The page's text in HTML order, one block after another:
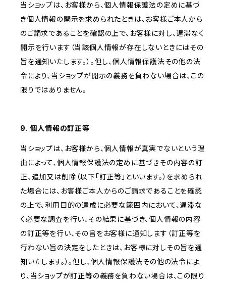
当ショップは、お客様から、個人情報保護法の定めに基づ
き個人情報の開示を求められたときは、お客様ご本人から
のご請求であることを確認の上で、お客様に対し、遅滞なく
開示を行います（当該個人情報が存在しないときにはその
旨を通知いたします。）。但し、個人情報保護法その他の法
令により、当ショップが開示の義務を負わない場合は、この
限りではありません。
9. 個人情報の訂正等
当ショップは、お客様から、個人情報が真実でないという理
由によって、個人情報保護法の定めに基づきその内容の訂
正、追加又は削除（以下「訂正等」といいます。）を求められ
た場合には、お客様ご本人からのご請求であることを確認
の上で、利用目的の達成に必要な範囲内において、遅滞な
く必要な調査を行い、その結果に基づき、個人情報の内容
の訂正等を行い、その旨をお客様に通知します（訂正等を
行わない旨の決定をしたときは、お客様に対しその旨を通
知いたします。）。但し、個人情報保護法その他の法令によ
り、当ショップが訂正等の義務を負わない場合は、この限り